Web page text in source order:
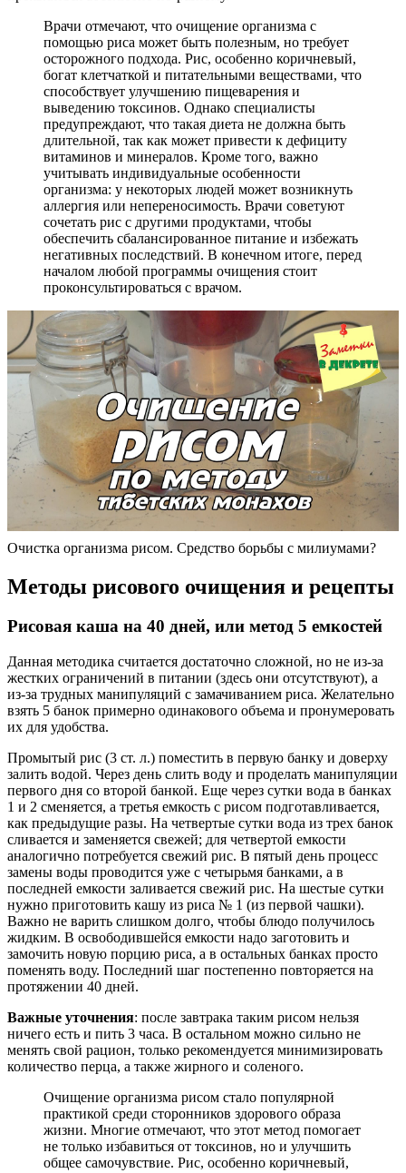
Врачи отмечают, что очищение организма с
помощью риса может быть полезным, но требует
осторожного подхода. Рис, особенно коричневый,
богат клетчаткой и питательными веществами, что
способствует улучшению пищеварения и
выведению токсинов. Однако специалисты
предупреждают, что такая диета не должна быть
длительной, так как может привести к дефициту
витаминов и минералов. Кроме того, важно
учитывать индивидуальные особенности
организма: у некоторых людей может возникнуть
аллергия или непереносимость. Врачи советуют
сочетать рис с другими продуктами, чтобы
обеспечить сбалансированное питание и избежать
негативных последствий. В конечном итоге, перед
началом любой программы очищения стоит
проконсультироваться с врачом.
Очистка организма рисом. Средство борьбы с милиумами?
Методы рисового очищения и рецепты
Рисовая каша на 40 дней, или метод 5 емкостей
Данная методика считается достаточно сложной, но не из-за
жестких ограничений в питании (здесь они отсутствуют), а
из-за трудных манипуляций с замачиванием риса. Желательно
взять 5 банок примерно одинакового объема и пронумеровать
их для удобства.
Промытый рис (3 ст. л.) поместить в первую банку и доверху
залить водой. Через день слить воду и проделать манипуляции
первого дня со второй банкой. Еще через сутки вода в банках
1 и 2 сменяется, а третья емкость с рисом подготавливается,
как предыдущие разы. На четвертые сутки вода из трех банок
сливается и заменяется свежей; для четвертой емкости
аналогично потребуется свежий рис. В пятый день процесс
замены воды проводится уже с четырьмя банками, а в
последней емкости заливается свежий рис. На шестые сутки
нужно приготовить кашу из риса № 1 (из первой чашки).
Важно не варить слишком долго, чтобы блюдо получилось
жидким. В освободившейся емкости надо заготовить и
замочить новую порцию риса, а в остальных банках просто
поменять воду. Последний шаг постепенно повторяется на
протяжении 40 дней.
Важные уточнения: после завтрака таким рисом нельзя
ничего есть и пить 3 часа. В остальном можно сильно не
менять свой рацион, только рекомендуется минимизировать
количество перца, а также жирного и соленого.
Очищение организма рисом стало популярной
практикой среди сторонников здорового образа
жизни. Многие отмечают, что этот метод помогает
не только избавиться от токсинов, но и улучшить
общее самочувствие. Рис, особенно коричневый,